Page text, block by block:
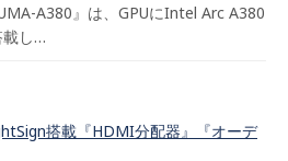
A380』は、GPUにIntel Arc A380
載し…
搭載『HDMI分配器』『オーデ